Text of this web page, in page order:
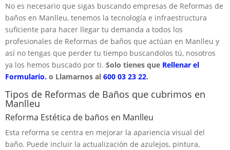
No es necesario que sigas buscando empresas de Reformas de
baños en Manlleu, tenemos la tecnología e infraestructura
suficiente para hacer llegar tu demanda a todos los
profesionales de Reformas de baños que actúan en Manlleu y
así no tengas que perder tu tiempo buscandolos tú, nosotros
ya los hemos buscado por ti. Solo tienes que Rellenar el
Formulario. o Llamarnos al 600 03 23 22.
Tipos de Reformas de Baños que cubrimos en
Manlleu
Reforma Estética de baños en Manlleu
Esta reforma se centra en mejorar la apariencia visual del
baño. Puede incluir la actualización de azulejos, pintura,